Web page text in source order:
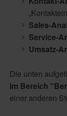
Sales-
Service-
Umsatz-
Die unten
im Bereich
einer anderen